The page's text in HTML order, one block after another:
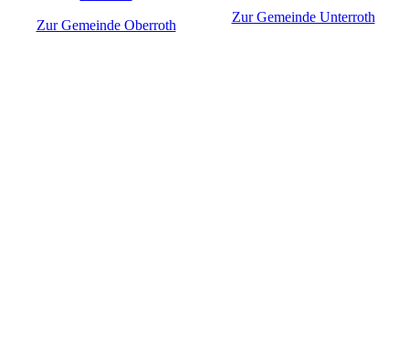
Zur Gemeinde Oberroth
Zur Gemeinde Unterroth